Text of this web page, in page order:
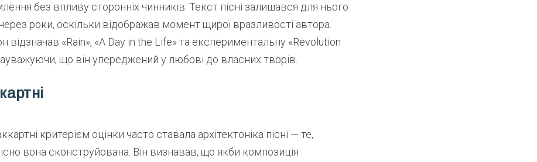
без впливу сторонніх чинників. Текст пісні залишався для нього
роки, оскільки відображав момент щирої вразливості автора.
відзначав «Rain», «A Day in the Life» та експериментальну «Revolution
що він упереджений у любові до власних творів.
критерієм оцінки часто ставала архітектоніка пісні — те,
вона сконструйована. Він визнавав, що якби композиція